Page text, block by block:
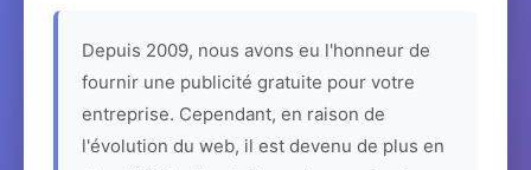
Depuis 2009, nous avons eu l'honneur de
fournir une publicité gratuite pour votre
entreprise. Cependant, en raison de
l'évolution du web, il est devenu de plus en